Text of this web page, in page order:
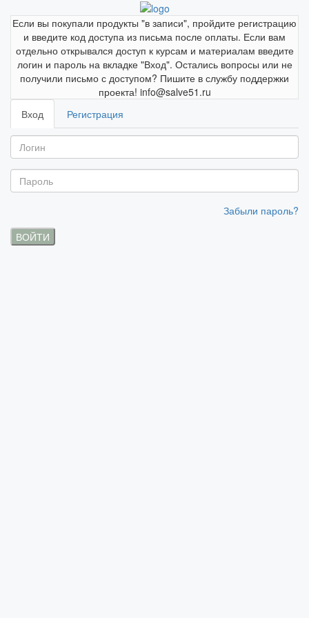
Если вы покупали продукты "в записи", пройдите регистрацию
и введите код доступа из письма после оплаты. Если вам
отдельно открывался доступ к курсам и материалам введите
логин и пароль на вкладке "Вход". Остались вопросы или не
получили письмо с доступом? Пишите в службу поддержки
проекта! info@salve51.ru
Вход
Регистрация
Забыли пароль?
ВОЙТИ